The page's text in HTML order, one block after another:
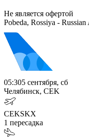
Не является офертой
Pobeda, Rossiya -
05:305 сентября, сб
Челябинск, CEK
CEKSKX
1 пересадка